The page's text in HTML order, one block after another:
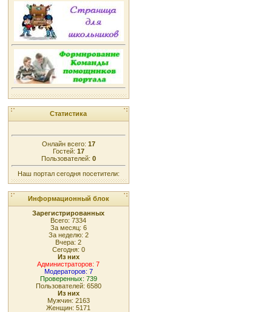
Статистика
Онлайн всего: 17
Гостей: 17
Пользователей: 0
Наш портал сегодня посетители:
Информационный блок
Зарегистрированных
Всего: 7334
За месяц: 6
За неделю: 2
Вчера: 2
Сегодня: 0
Из них
Администраторов: 7
Модераторов: 7
Проверенных: 739
Пользователей: 6580
Из них
Мужчин: 2163
Женщин: 5171